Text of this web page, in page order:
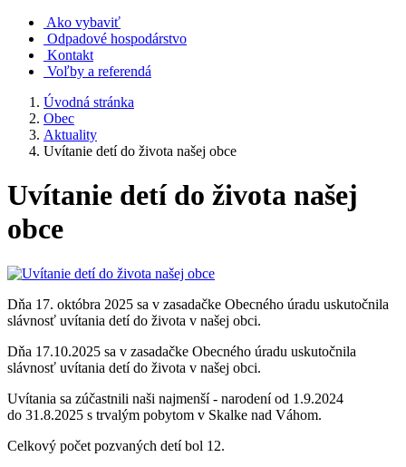
Ako vybaviť
Odpadové hospodárstvo
Kontakt
Voľby a referendá
Úvodná stránka
Obec
Aktuality
Uvítanie detí do života našej obce
Uvítanie detí do života našej
obce
Dňa 17. októbra 2025 sa v zasadačke Obecného úradu uskutočnila
slávnosť uvítania detí do života v našej obci.
Dňa 17.10.2025 sa v zasadačke Obecného úradu uskutočnila
slávnosť uvítania detí do života v našej obci.
Uvítania sa zúčastnili naši najmenší - narodení od 1.9.2024
do 31.8.2025 s trvalým pobytom v Skalke nad Váhom.
Celkový počet pozvaných detí bol 12.